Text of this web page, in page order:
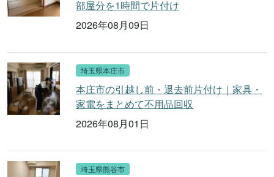
部屋分を1時間で片付け
2026年08月09日
埼玉県本庄市
本庄市の引越し前・退去前片付け｜家具・
家電をまとめて不用品回収
2026年08月01日
埼玉県熊谷市